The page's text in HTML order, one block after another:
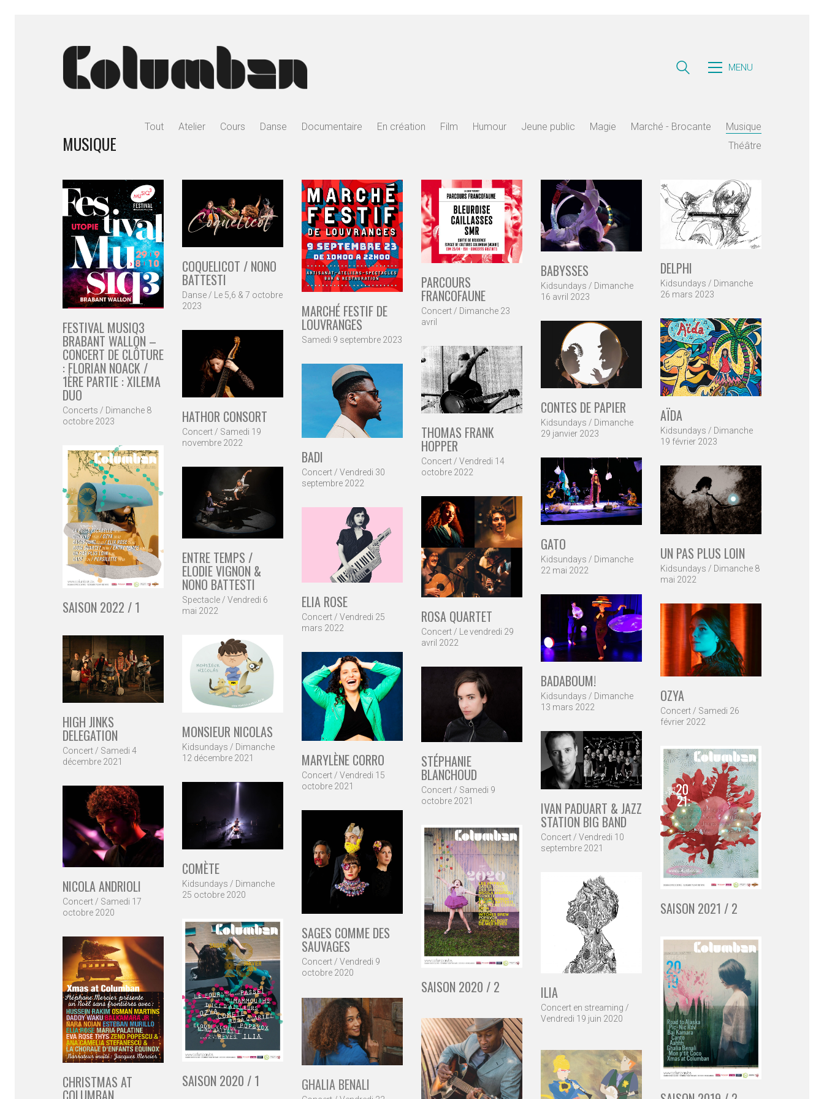
MENU
MUSIQUE
Tout Atelier Cours Danse Documentaire En création Film Humour Jeune public Magie Marché - Brocante
Musique
Théâtre
FESTIVAL MUSIQ3
BRABANT WALLON –
CONCERT DE CLÔTURE
: FLORIAN NOACK /
1ÈRE PARTIE : XILEMA
DUO
Concerts / Dimanche 8
octobre 2023
COQUELICOT / NONO
BATTESTI
Danse / Le 5,6 & 7 octobre
2023
MARCHÉ FESTIF DE
LOUVRANGES
Samedi 9 septembre 2023
PARCOURS
FRANCOFAUNE
Concert / Dimanche 23
avril
BABYSSES
Kidsundays / Dimanche
16 avril 2023
DELPHI
Kidsundays / Dimanche
26 mars 2023
AÏDA
Kidsundays / Dimanche
19 février 2023
CONTES DE PAPIER
Kidsundays / Dimanche
29 janvier 2023
HATHOR CONSORT
Concert / Samedi 19
novembre 2022
THOMAS FRANK
HOPPER
Concert / Vendredi 14
octobre 2022
BADI
Concert / Vendredi 30
septembre 2022
SAISON 2022 / 1
GATO
Kidsundays / Dimanche
22 mai 2022
UN PAS PLUS LOIN
Kidsundays / Dimanche 8
mai 2022
ENTRE TEMPS /
ELODIE VIGNON &
NONO BATTESTI
Spectacle / Vendredi 6
mai 2022
ROSA QUARTET
Concert / Le vendredi 29
avril 2022
ELIA ROSE
Concert / Vendredi 25
mars 2022
BADABOUM!
Kidsundays / Dimanche
13 mars 2022
OZYA
Concert / Samedi 26
février 2022
MONSIEUR NICOLAS
Kidsundays / Dimanche
12 décembre 2021
HIGH JINKS
DELEGATION
Concert / Samedi 4
décembre 2021
MARYLÈNE CORRO
Concert / Vendredi 15
octobre 2021
STÉPHANIE
BLANCHOUD
Concert / Samedi 9
octobre 2021
IVAN PADUART & JAZZ
STATION BIG BAND
Concert / Vendredi 10
septembre 2021
SAISON 2021 / 2
COMÈTE
Kidsundays / Dimanche
25 octobre 2020
NICOLA ANDRIOLI
Concert / Samedi 17
octobre 2020
SAGES COMME DES
SAUVAGES
Concert / Vendredi 9
octobre 2020
SAISON 2020 / 2 ILIA
Concert en streaming /
Vendredi 19 juin 2020
SAISON 2020 / 1
CHRISTMAS AT
COLUMBAN
GHALIA BENALI